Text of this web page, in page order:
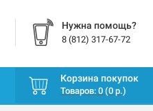
Нужна помощь?
8 (812) 317-67-72
Корзина покупок
Товаров: 0 (0 р.)